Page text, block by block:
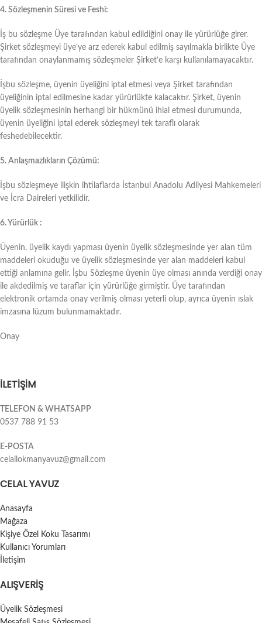
4. Sözleşmenin Süresi ve Feshi:
İş bu sözleşme Üye tarafından kabul edildiğini onay ile yürürlüğe girer.
Şirket sözleşmeyi üye’ye arz ederek kabul edilmiş sayılmakla birlikte Üye
tarafından onaylanmamış sözleşmeler Şirket’e karşı kullanılamayacaktır.
İşbu sözleşme, üyenin üyeliğini iptal etmesi veya Şirket tarafından
üyeliğinin iptal edilmesine kadar yürürlükte kalacaktır. Şirket, üyenin
üyelik sözleşmesinin herhangi bir hükmünü ihlal etmesi durumunda,
üyenin üyeliğini iptal ederek sözleşmeyi tek taraflı olarak
feshedebilecektir.
5. Anlaşmazlıkların Çözümü:
İşbu sözleşmeye ilişkin ihtilaflarda İstanbul Anadolu Adliyesi Mahkemeleri
ve İcra Daireleri yetkilidir.
6. Yürürlük :
Üyenin, üyelik kaydı yapması üyenin üyelik sözleşmesinde yer alan tüm
maddeleri okuduğu ve üyelik sözleşmesinde yer alan maddeleri kabul
ettiği anlamına gelir. İşbu Sözleşme üyenin üye olması anında verdiği onay
ile akdedilmiş ve taraflar için yürürlüğe girmiştir. Üye tarafından
elektronik ortamda onay verilmiş olması yeterli olup, ayrıca üyenin ıslak
imzasına lüzum bulunmamaktadır.
Onay
İLETİŞİM
TELEFON & WHATSAPP
0537 788 91 53
E-POSTA
celallokmanyavuz@gmail.com
CELAL YAVUZ
Anasayfa
Mağaza
Kişiye Özel Koku Tasarımı
Kullanıcı Yorumları
İletişim
ALIŞVERIŞ
Üyelik Sözleşmesi